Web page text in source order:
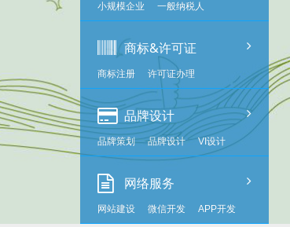
小规模企业 一般纳税人
商标&许可证
商标注册 许可证办理
品牌设计
品牌策划 品牌设计 VI设计
网络服务
网站建设 微信开发 APP开发